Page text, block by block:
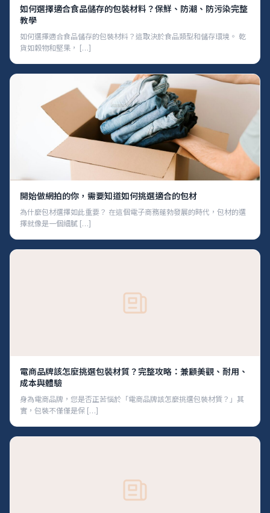
如何選擇適合食品儲存的包裝材料？保鮮、防潮、防污染完整
教學
如何選擇適合食品儲存的包裝材料？這取決於食品類型和儲存環境。 乾
貨如穀物和堅果， […]
開始做網拍的你，需要知道如何挑選適合的包材
為什麼包材選擇如此重要？ 在這個電子商務蓬勃發展的時代，包材的選
擇就像是一個細膩 […]
電商品牌該怎麼挑選包裝材質？完整攻略：兼顧美觀、耐用、
成本與體驗
身為電商品牌，您是否正苦惱於「電商品牌該怎麼挑選包裝材質？」其
實，包裝不僅僅是保 […]